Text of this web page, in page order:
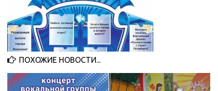
Документы
Учредительные документы
Правовая база
Учреждения культуры
ПОХОЖИЕ НОВОСТИ...